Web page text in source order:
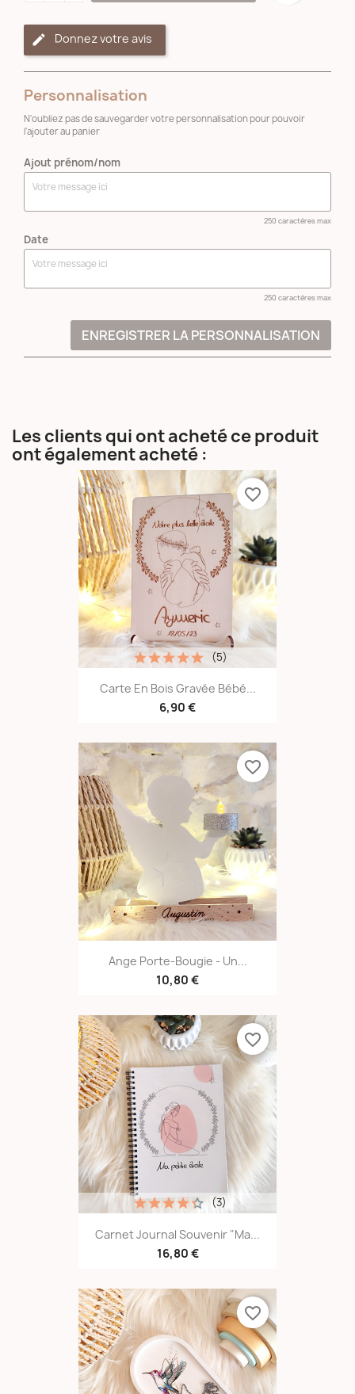
Donnez votre avis
Personnalisation
N'oubliez pas de sauvegarder votre personnalisation pour pouvoir
l'ajouter au panier
Ajout prénom/nom
250 caractères max
Date
250 caractères max
ENREGISTRER LA PERSONNALISATION
Les clients qui ont acheté ce produit
ont également acheté :
Carte En Bois Gravée Bébé...
6,90 €
(5)
favorite_border
Ange Porte-Bougie - Un...
10,80 €
favorite_border
Carnet Journal Souvenir "Ma...
16,80 €
(3)
favorite_border
favorite_border